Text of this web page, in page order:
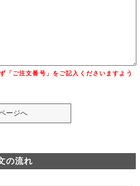
「ご注文番号」をご記入くださいますよう
の流れ